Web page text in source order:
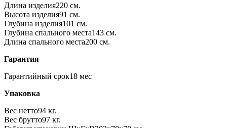
Длина изделия220 см.
Высота изделия91 см.
Глубина изделия101 см.
Глубина спального места143 см.
Длина спального места200 см.
Гарантия
Гарантийный срок18 мес
Упаковка
Вес нетто94 кг.
Вес брутто97 кг.